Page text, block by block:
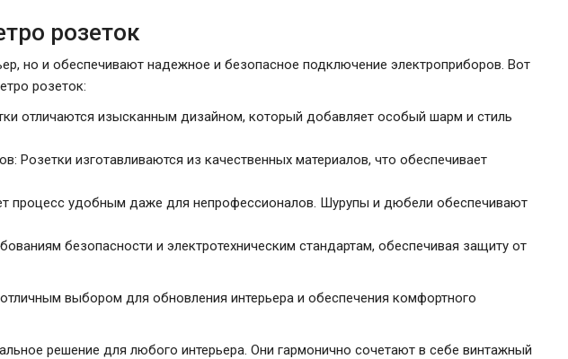
розеток
но и обеспечивают надежное и безопасное подключение электроприборов. Вот
розеток:
отличаются изысканным дизайном, который добавляет особый шарм и стиль
Розетки изготавливаются из качественных материалов, что обеспечивает
процесс удобным даже для непрофессионалов. Шурупы и дюбели обеспечивают
безопасности и электротехническим стандартам, обеспечивая защиту от
выбором для обновления интерьера и обеспечения комфортного
решение для любого интерьера. Они гармонично сочетают в себе винтажный